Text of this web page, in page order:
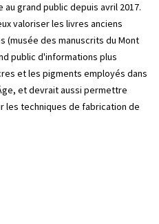
grand public depuis avril 2017.
valoriser les livres anciens
(musée des manuscrits du Mont
public d'informations plus
et les pigments employés dans
et devrait aussi permettre
les techniques de fabrication de